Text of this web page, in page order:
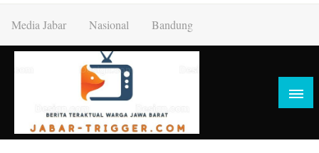
content
Media Jabar Nasional Bandung